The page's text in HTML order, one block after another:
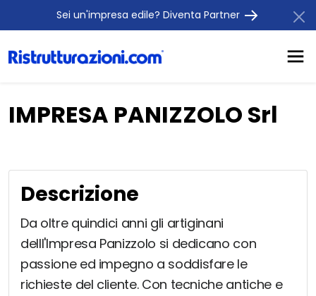
Sei un'impresa edile? Diventa Partner
IMPRESA PANIZZOLO Srl
Descrizione
Da oltre quindici anni gli artiginani
delll'Impresa Panizzolo si dedicano con
passione ed impegno a soddisfare le
richieste del cliente. Con tecniche antiche e